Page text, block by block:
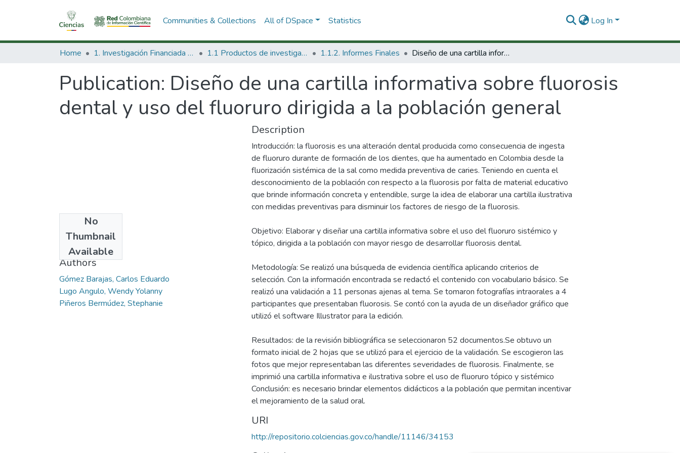
Communities & Collections All of DSpace Statistics Log In
Home 1. Investigación Financiada con Recursos Públicos 1.1 Productos de investigación 1.1.2. Informes Finales Diseño de una cartilla informativa sobre fluorosis dental y uso del fluoruro dirigida a la población general
Publication: Diseño de una cartilla informativa sobre fluorosis
dental y uso del fluoruro dirigida a la población general
No
Thumbnail
Available
2014
Authors
Gómez Barajas, Carlos Eduardo
Lugo Angulo, Wendy Yolanny
Piñeros Bermúdez, Stephanie
Description
Introducción: la fluorosis es una alteración dental producida como consecuencia de ingesta
de fluoruro durante de formación de los dientes, que ha aumentado en Colombia desde la
fluorización sistémica de la sal como medida preventiva de caries. Teniendo en cuenta el
desconocimiento de la población con respecto a la fluorosis por falta de material educativo
que brinde información concreta y entendible, surge la idea de elaborar una cartilla ilustrativa
con medidas preventivas para disminuir los factores de riesgo de la fluorosis.
Objetivo: Elaborar y diseñar una cartilla informativa sobre el uso del fluoruro sistémico y
tópico, dirigida a la población con mayor riesgo de desarrollar fluorosis dental.
Metodología: Se realizó una búsqueda de evidencia científica aplicando criterios de
selección. Con la información encontrada se redactó el contenido con vocabulario básico. Se
realizó una validación a 11 personas ajenas al tema. Se tomaron fotografías intraorales a 4
participantes que presentaban fluorosis. Se contó con la ayuda de un diseñador gráfico que
utilizó el software Illustrator para la edición.
Resultados: de la revisión bibliográfica se seleccionaron 52 documentos.Se obtuvo un
formato inicial de 2 hojas que se utilizó para el ejercicio de la validación. Se escogieron las
fotos que mejor representaban las diferentes severidades de fluorosis. Finalmente, se
imprimió una cartilla informativa e ilustrativa sobre el uso de fluoruro tópico y sistémico
Conclusión: es necesario brindar elementos didácticos a la población que permitan incentivar
el mejoramiento de la salud oral.
URI
http://repositorio.colciencias.gov.co/handle/11146/34153